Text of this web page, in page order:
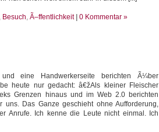
, Besuch, Ã–ffentlichkeit 0 Kommentar »
eine Handwerkerseite berichten Ã¼ber
heute nur gedacht: â€žAls kleiner Fleischer
Grenzen hinaus und im Web 2.0 berichten
Das Ganze geschieht ohne Aufforderung,
Anrufe. Ich kenne die Leute nicht einmal. Ich